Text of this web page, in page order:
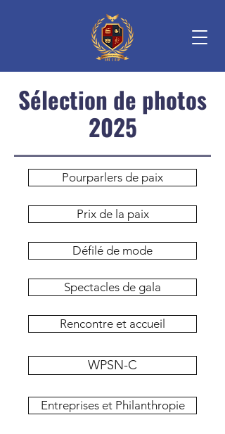
Sélection de photos
2025
Pourparlers de paix
Prix de la paix
Défilé de mode
Spectacles de gala
Rencontre et accueil
WPSN-C
Entreprises et Philanthropie